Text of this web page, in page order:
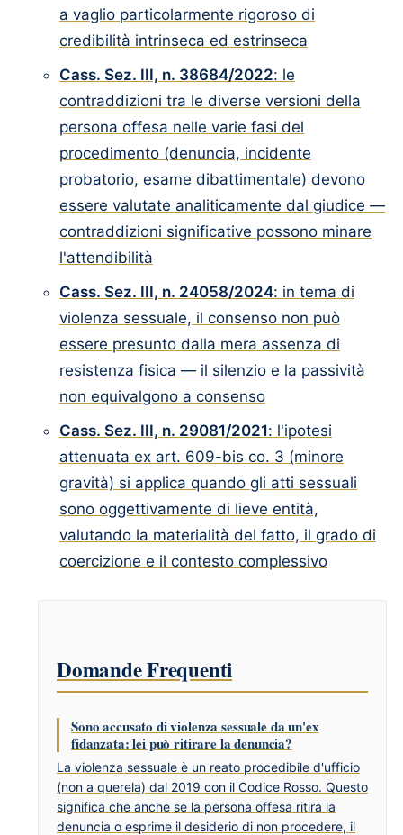
a vaglio particolarmente rigoroso di
credibilità intrinseca ed estrinseca
Cass. Sez. III, n. 38684/2022: le
contraddizioni tra le diverse versioni della
persona offesa nelle varie fasi del
procedimento (denuncia, incidente
probatorio, esame dibattimentale) devono
essere valutate analiticamente dal giudice —
contraddizioni significative possono minare
l'attendibilità
Cass. Sez. III, n. 24058/2024: in tema di
violenza sessuale, il consenso non può
essere presunto dalla mera assenza di
resistenza fisica — il silenzio e la passività
non equivalgono a consenso
Cass. Sez. III, n. 29081/2021: l'ipotesi
attenuata ex art. 609-bis co. 3 (minore
gravità) si applica quando gli atti sessuali
sono oggettivamente di lieve entità,
valutando la materialità del fatto, il grado di
coercizione e il contesto complessivo
Domande Frequenti
Sono accusato di violenza sessuale da un'ex
fidanzata: lei può ritirare la denuncia?
La violenza sessuale è un reato procedibile d'ufficio
(non a querela) dal 2019 con il Codice Rosso. Questo
significa che anche se la persona offesa ritira la
denuncia o esprime il desiderio di non procedere, il